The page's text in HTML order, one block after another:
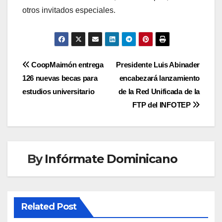
otros invitados especiales.
Navegación
de
Presidente Luis Abinader
encabezará lanzamiento
de la Red Unificada de la
FTP del INFOTEP
CoopMaimón entrega
126 nuevas becas para
estudios universitario
ByInfórmate Dominicano
Related Post